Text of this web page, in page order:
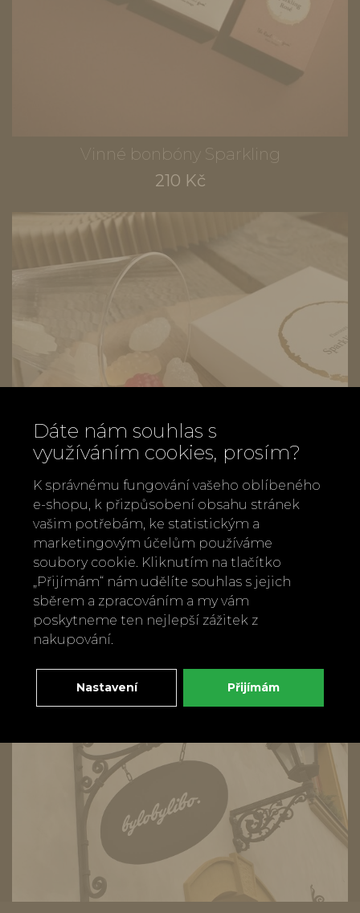
Vinné bonbóny Sparkling
210 Kč
Vinné bonbóny
210 Kč
Dáte nám souhlas s
využíváním cookies, prosím?
K správnému fungování vašeho oblíbeného
e-shopu, k přizpůsobení obsahu stránek
vašim potřebám, ke statistickým a
marketingovým účelům používáme
soubory cookie. Kliknutím na tlačítko
„Přijímám“ nám udělíte souhlas s jejich
sběrem a zpracováním a my vám
poskytneme ten nejlepší zážitek z
nakupování.
Nastavení Přijímám